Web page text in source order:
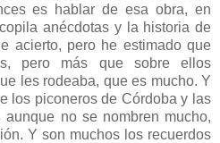
es hablar de esa obra, en
anécdotas y la historia de
acierto, pero he estimado que
pero más que sobre ellos
les rodeaba, que es mucho. Y
los piconeros de Córdoba y las
aunque no se nombren mucho,
Y son muchos los recuerdos